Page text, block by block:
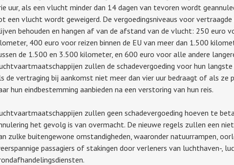
uur, als een vlucht minder dan 14 dagen van tevoren wordt
een vlucht wordt geweigerd. De vergoedingsniveaus voor
behouden en hangen af van de afstand van de vlucht: 250 euro
400 euro voor reizen binnen de EU van meer dan 1.500
de 1.500 en 3.500 kilometer, en 600 euro voor alle andere
zullen de schadevergoeding voor hun
de vertraging bij aankomst niet meer dan vier uur bedraagt of als ze
hun eindbestemming aanbieden na een verstoring van hun reis.
zullen geen schadevergoeding hoeven te
het gevolg is van overmacht. De nieuwe regels zullen een
zulke buitengewone omstandigheden, waaronder natuurrampen,
passagiers of stakingen door verleners van luchthaven-,